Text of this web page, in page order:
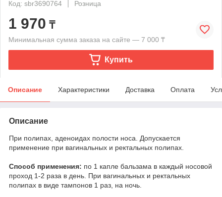
Код: sbr3690764
Розница
1 970 ₸
Минимальная сумма заказа на сайте — 7 000 ₸
Купить
Описание Характеристики Доставка Оплата
Описание
При полипах, аденоидах полости носа. Допускается
применение при вагинальных и ректальных полипах.
Способ применения: по 1 капле бальзама в каждый носовой
проход 1-2 раза в день. При вагинальных и ректальных
полипах в виде тампонов 1 раз, на ночь.